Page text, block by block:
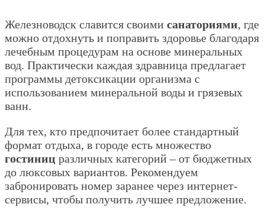
Железноводск славится своими санаториями, где
можно отдохнуть и поправить здоровье благодаря
лечебным процедурам на основе минеральных
вод. Практически каждая здравница предлагает
программы детоксикации организма с
использованием минеральной воды и грязевых
ванн.
Для тех, кто предпочитает более стандартный
формат отдыха, в городе есть множество
гостиниц различных категорий – от бюджетных
до люксовых вариантов. Рекомендуем
забронировать номер заранее через интернет-
сервисы, чтобы получить лучшее предложение.